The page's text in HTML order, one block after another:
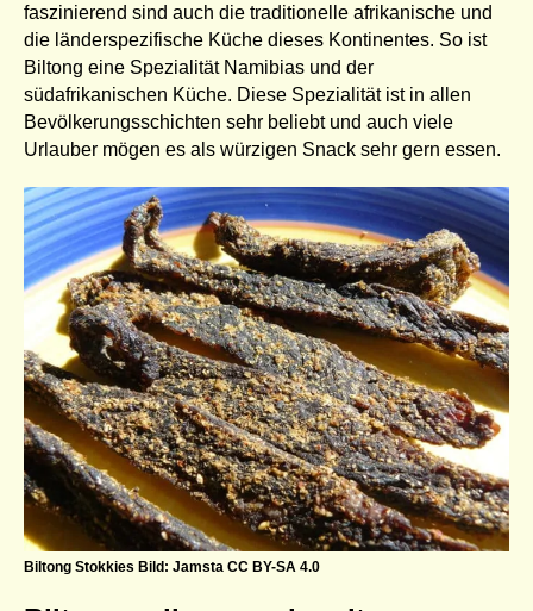
faszinierend sind auch die traditionelle afrikanische und
die länderspezifische Küche dieses Kontinentes. So ist
Biltong eine Spezialität Namibias und der
südafrikanischen Küche. Diese Spezialität ist in allen
Bevölkerungsschichten sehr beliebt und auch viele
Urlauber mögen es als würzigen Snack sehr gern essen.
Biltong Stokkies Bild: Jamsta CC BY-SA 4.0